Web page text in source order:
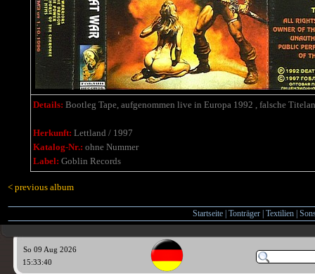
Details: Bootleg Tape, aufgenommen live in Europa 1992 , falsche
Herkunft: Lettland / 1997
Katalog-Nr.: ohne Nummer
Label: Goblin Records
< previous album
Startseite Tonträger Textilien
So 09 Aug 2026
15:33:41